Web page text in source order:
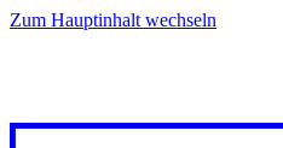
Zum Hauptinhalt wechseln